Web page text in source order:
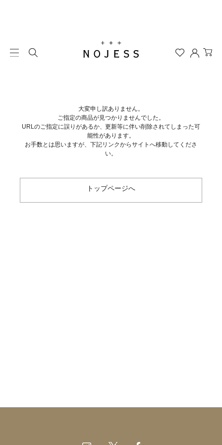
大変申し訳ありません。
ご指定の商品が見つかりませんでした。
URLのご指定に誤りがあるか、更新等に伴い削除されてしまった可
能性があります。
お手数とは思いますが、下記リンクからサイトへ移動してくださ
い。
トップページへ